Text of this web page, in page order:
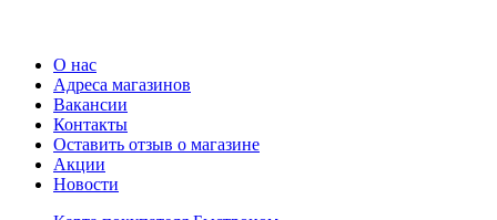
О нас
Адреса магазинов
Вакансии
Контакты
Оставить отзыв о магазине
Акции
Новости